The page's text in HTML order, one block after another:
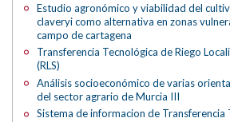
Estudio agronómico y viabilidad del
claveryi como alternativa en zonas
campo de cartagena
Transferencia Tecnológica de Riego
(RLS)
Análisis socioeconómico de varias
del sector agrario de Murcia III
Sistema de informacion de Transferencia